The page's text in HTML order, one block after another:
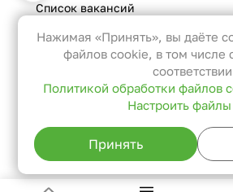
Список вакансий
Функциональные
Эти файлы необходимы для
функционирования сайта и
быть отключены в наших
можете настроить браузер
он блокировал их или
их использовании, но в таком
возможно, что некоторые
Нажимая «Принять», вы даёте
файлов cookie, в том числе
Политикой обработки файлов
Настроить
Принять